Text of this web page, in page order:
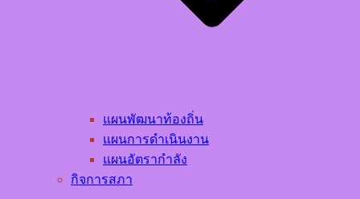
แผนพัฒนาท้องถิ่น
แผนการดำเนินงาน
แผนอัตรากำลัง
กิจการสภา